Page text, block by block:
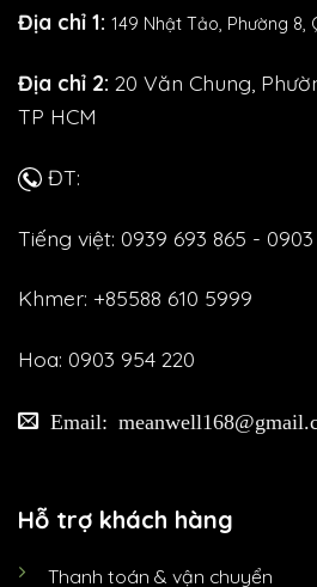
Địa chỉ 1: 149 Nhật Tảo, Phường 8,
Địa chỉ 2: 20 Văn Chung,
TP HCM
ĐT:
Tiếng việt: 0939 693 865 - 0903
Khmer: +85588 610 5999
Hoa: 0903 954 220
Email:
Hỗ trợ khách hàng
Thanh toán & vận chuyển